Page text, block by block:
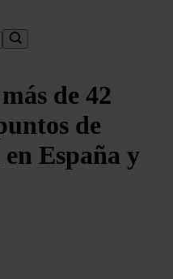
de 42
de
España y